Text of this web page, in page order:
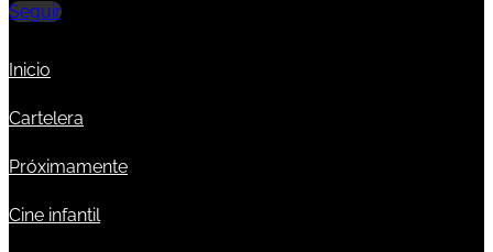
Seguir
Inicio
Cartelera
Próximamente
Cine infantil